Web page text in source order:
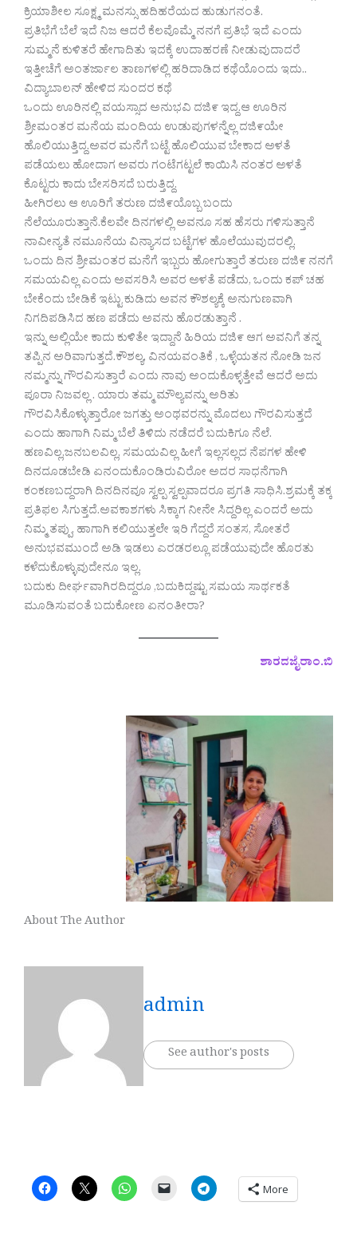
ಕ್ರಿಯಾಶೀಲ ಸೂಕ್ಷ್ಮ ಮನಸ್ಸು ಹದಿಹರೆಯದ ಹುಡುಗನಂತೆ.
ಪ್ರತಿಭೆಗೆ ಬೆಲೆ ಇದೆ ನಿಜ ಆದರೆ ಕೆಲವೊಮ್ಮೆ ನನಗೆ ಪ್ರತಿಭೆ ಇದೆ ಎಂದು
ಸುಮ್ಮನೆ ಕುಳಿತರೆ ಹೇಗಾದಿತು ಇದಕ್ಕೆ ಉದಾಹರಣೆ ನೀಡುವುದಾದರೆ
ಇತ್ತೀಚೆಗೆ ಅಂತರ್ಜಾಲ ತಾಣಗಳಲ್ಲಿ ಹರಿದಾಡಿದ ಕಥೆಯೊಂದು ಇದು..
ವಿದ್ಯಾಬಾಲನ್ ಹೇಳಿದ ಸುಂದರ ಕಥೆ
ಒಂದು ಊರಿನಲ್ಲಿ ವಯಸ್ಸಾದ ಅನುಭವಿ ದಜಿ೯ ಇದ್ದ.ಆ ಊರಿನ
ಶ್ರೀಮಂತರ ಮನೆಯ ಮಂದಿಯ ಉಡುಪುಗಳನ್ನೆಲ್ಲ ದಜಿ೯ಯೇ
ಹೊಲಿಯುತ್ತಿದ್ದ.ಅವರ ಮನೆಗೆ ಬಟ್ಟೆ ಹೊಲಿಯುವ ಬೇಕಾದ ಅಳತೆ
ಪಡೆಯಲು ಹೋದಾಗ ಅವರು ಗಂಟೆಗಟ್ಟಲೆ ಕಾಯಿಸಿ ನಂತರ ಅಳತೆ
ಕೊಟ್ಟರು ಕಾದು ಬೇಸರಿಸದೆ ಬರುತ್ತಿದ್ದ.
ಹೀಗಿರಲು ಆ ಊರಿಗೆ ತರುಣ ದಜಿ೯ಯೊಬ್ಬ ಬಂದು
ನೆಲೆಯೂರುತ್ತಾನೆ.ಕೆಲವೇ ದಿನಗಳಲ್ಲಿ ಅವನೂ ಸಹ ಹೆಸರು ಗಳಿಸುತ್ತಾನೆ
ನಾವೀನ್ಯತೆ ನಮೂನೆಯ ವಿನ್ಯಾಸದ ಬಟ್ಟೆಗಳ ಹೊಲೆಯುವುದರಲ್ಲಿ.
ಒಂದು ದಿನ ಶ್ರೀಮಂತರ ಮನೆಗೆ ಇಬ್ಬರು ಹೋಗುತ್ತಾರೆ ತರುಣ ದಜಿ೯ ನನಗೆ
ಸಮಯವಿಲ್ಲ ಎಂದು ಅವಸರಿಸಿ ಅವರ ಅಳತೆ ಪಡೆದು, ಒಂದು ಕಪ್ ಚಹ
ಬೇಕೆಂದು ಬೇಡಿಕೆ ಇಟ್ಟು ಕುಡಿದು ಅವನ ಕೌಶಲ್ಯಕ್ಕೆ ಅನುಗುಣವಾಗಿ
ನಿಗದಿಪಡಿಸಿದ ಹಣ ಪಡೆದು ಅವನು ಹೊರಡುತ್ತಾನೆ .
ಇನ್ನು ಅಲ್ಲಿಯೇ ಕಾದು ಕುಳಿತೇ ಇದ್ದಾನೆ ಹಿರಿಯ ದಜಿ೯ ಆಗ ಅವನಿಗೆ ತನ್ನ
ತಪ್ಪಿನ ಅರಿವಾಗುತ್ತದೆ.ಕೌಶಲ್ಯ, ವಿನಯವಂತಿಕೆ , ಒಳ್ಳೆಯತನ ನೋಡಿ ಜನ
ನಮ್ಮನ್ನು ಗೌರವಿಸುತ್ತಾರೆ ಎಂದು ನಾವು ಅಂದುಕೊಳ್ಳತ್ತೇವೆ ಆದರೆ ಅದು
ಪೂರಾ ನಿಜವಲ್ಲ . ಯಾರು ತಮ್ಮ ಮೌಲ್ಯವನ್ನು ಅರಿತು
ಗೌರವಿಸಿಕೊಳ್ಳುತ್ತಾರೋ ಜಗತ್ತು ಅಂಥವರನ್ನು ಮೊದಲು ಗೌರವಿಸುತ್ತದೆ
ಎಂದು ಹಾಗಾಗಿ ನಿಮ್ಮ ಬೆಲೆ ತಿಳಿದು ನಡೆದರೆ ಬದುಕಿಗೂ ನೆಲೆ.
ಹಣವಿಲ್ಲ,ಜನಬಲವಿಲ್ಲ, ಸಮಯವಿಲ್ಲ ಹೀಗೆ ಇಲ್ಲಸಲ್ಲದ ನೆಪಗಳ ಹೇಳಿ
ದಿನದೂಡಬೇಡಿ ಏನಂದುಕೊಂಡಿರುವಿರೋ ಅದರ ಸಾಧನೆಗಾಗಿ
ಕಂಕಣಬದ್ದರಾಗಿ ದಿನದಿನವೂ ಸ್ವಲ್ಪ ಸ್ವಲ್ಪವಾದರೂ ಪ್ರಗತಿ ಸಾಧಿಸಿ.ಶ್ರಮಕ್ಕೆ ತಕ್ಕ
ಪ್ರತಿಫಲ ಸಿಗುತ್ತದೆ.ಅವಕಾಶಗಳು ಸಿಕ್ಕಾಗ ನೀನೇ ಸಿದ್ದರಿಲ್ಲ ಎಂದರೆ ಅದು
ನಿಮ್ಮ ತಪ್ಪು, ಹಾಗಾಗಿ ಕಲಿಯುತ್ತಲೇ ಇರಿ ಗೆದ್ದರೆ ಸಂತಸ, ಸೋತರೆ
ಅನುಭವಮುಂದೆ ಅಡಿ ಇಡಲು ಎರಡರಲ್ಲೂ ಪಡೆಯುವುದೇ ಹೊರತು
ಕಳೆದುಕೊಳ್ಳುವುದೇನೂ ಇಲ್ಲ.
ಬದುಕು ದೀರ್ಘವಾಗಿರದಿದ್ದರೂ ,ಬದುಕಿದ್ದಷ್ಟು ಸಮಯ ಸಾರ್ಥಕತೆ
ಮೂಡಿಸುವಂತೆ ಬದುಕೋಣ ಏನಂತೀರಾ?
ಶಾರದಜೈರಾಂ.ಬಿ
About The Author
admin
See author's posts
More